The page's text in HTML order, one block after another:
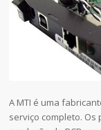
A MTI é uma
serviço completo.